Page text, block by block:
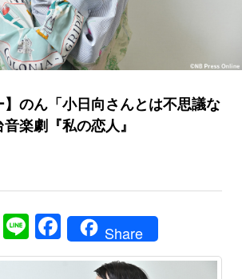
】のん「小日向さんとは不思議な
楽劇『私の恋人』
H
Li
n
F
a
Share